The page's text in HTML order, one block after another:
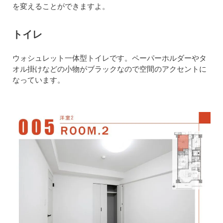
を変えることができますよ。
トイレ
ウォシュレット一体型トイレです。ペーパーホルダーやタ
オル掛けなどの小物がブラックなので空間のアクセントに
なっています。